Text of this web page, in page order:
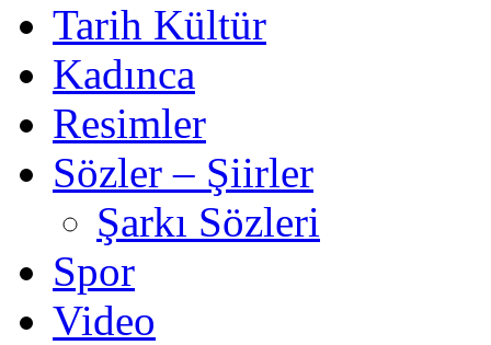
Tarih Kültür
Kadınca
Resimler
Sözler – Şiirler
Şarkı Sözleri
Spor
Video